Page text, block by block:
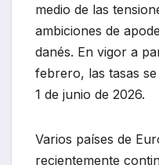
medio de las
ambiciones de
danés. En vigor a
febrero, las tasas
1 de junio de 2026.
Varios países de
recientemente